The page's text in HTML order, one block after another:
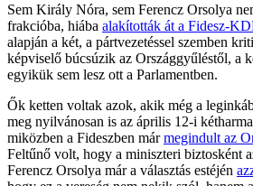
Sem Király Nóra, sem Ferencz Orsolya
frakcióba, hiába alakították át a Fidesz-
alapján a két, a pártvezetéssel szemben
képviselő búcsúzik az Országgyűléstől, a
egyikük sem lesz ott a Parlamentben.
Ők ketten voltak azok, akik még a
meg nyilvánosan is az április 12-i
miközben a Fideszben mármegindult az
Feltűnő volt, hogy a miniszteri biztosként
Ferencz Orsolya már a választás estéjén